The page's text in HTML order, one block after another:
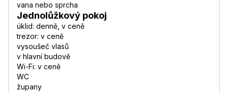
vana nebo sprcha
Jednolůžkový pokoj
úklid: denně, v ceně
trezor: v ceně
vysoušeč vlasů
v hlavní budově
Wi-Fi: v ceně
WC
župany